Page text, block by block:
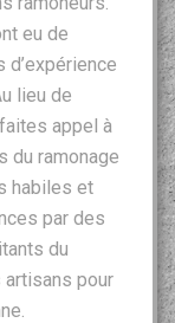
eu de
lieu de
appel à
du ramonage
habiles et
par des
du
pour